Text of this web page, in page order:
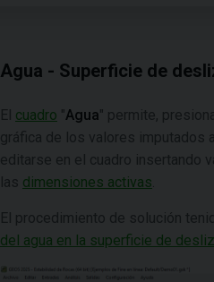
Agua - Superficie de
El cuadro "Agua" permite,
gráfica de los valores imputados
editarse en el cuadro insertando
las dimensiones activas
El procedimiento de solución
del agua en la superficie de